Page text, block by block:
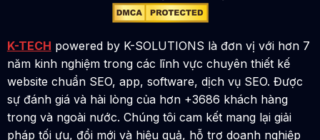
K-TECH powered by K-SOLUTIONS là đơn vị với hơn 7
năm kinh nghiệm trong các lĩnh vực chuyên thiết kế
website chuẩn SEO, app, software, dịch vụ SEO. Được
sự đánh giá và hài lòng của hơn +3686 khách hàng
trong và ngoài nước. Chúng tôi cam kết mang lại giải
pháp tối ưu, đổi mới và hiệu quả, hỗ trợ doanh nghiệp